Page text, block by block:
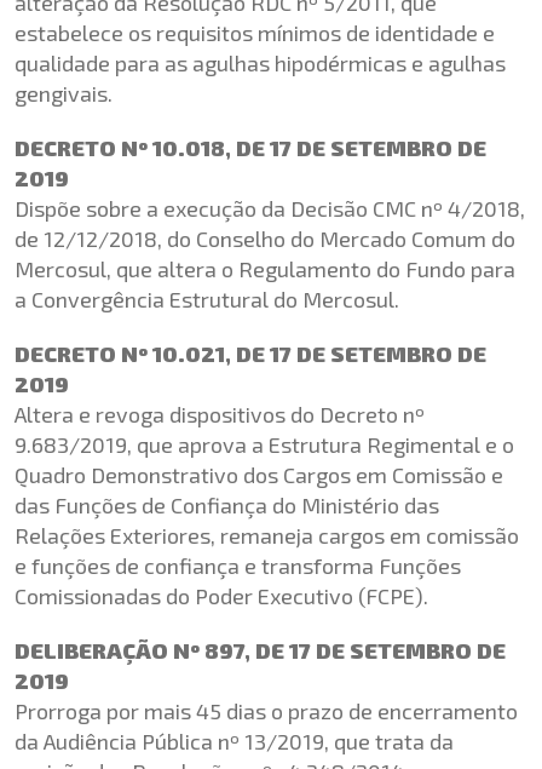
estabelece os requisitos mínimos de identidade e
qualidade para as agulhas hipodérmicas e agulhas
gengivais.
DECRETO Nº 10.018, DE 17 DE SETEMBRO DE
2019
Dispõe sobre a execução da Decisão CMC nº 4/2018,
de 12/12/2018, do Conselho do Mercado Comum do
Mercosul, que altera o Regulamento do Fundo para
a Convergência Estrutural do Mercosul.
DECRETO Nº 10.021, DE 17 DE SETEMBRO DE
2019
Altera e revoga dispositivos do Decreto nº
9.683/2019, que aprova a Estrutura Regimental e o
Quadro Demonstrativo dos Cargos em Comissão e
das Funções de Confiança do Ministério das
Relações Exteriores, remaneja cargos em comissão
e funções de confiança e transforma Funções
Comissionadas do Poder Executivo (FCPE).
DELIBERAÇÃO Nº 897, DE 17 DE SETEMBRO DE
2019
Prorroga por mais 45 dias o prazo de encerramento
da Audiência Pública nº 13/2019, que trata da